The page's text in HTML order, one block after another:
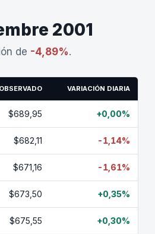
2001
de -4,89%.
VARIACIÓN DIARIA
$689,95 +0,00%
$682,11 -1,14%
$671,16 -1,61%
$673,50 +0,35%
$675,55 +0,30%